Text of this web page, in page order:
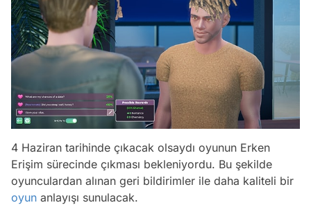
4 Haziran tarihinde çıkacak olsaydı oyunun Erken
Erişim sürecinde çıkması bekleniyordu. Bu şekilde
oyunculardan alınan geri bildirimler ile daha kaliteli bir
oyun anlayışı sunulacak.